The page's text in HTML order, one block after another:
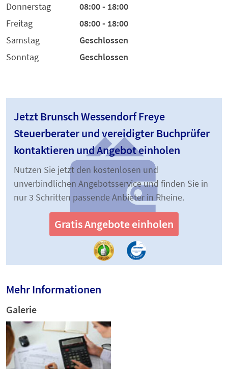
Donnerstag
08:00 - 18:00
Freitag
08:00 - 18:00
Samstag
Geschlossen
Sonntag
Geschlossen
Jetzt Brunsch Wessendorf Freye
Steuerberater und vereidigter Buchprüfer
kontaktieren und Angebot einholen
Nutzen Sie jetzt den kostenlosen und
unverbindlichen Angebotsservice und finden Sie in
nur 3 Schritten passende Anbieter in Rheine.
Gratis Angebote einholen
Mehr Informationen
Galerie